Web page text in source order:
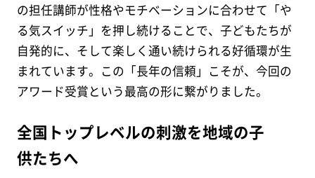
の担任講師が性格やモチベーションに合わせて「や
る気スイッチ」を押し続けることで、子どもたちが
自発的に、そして楽しく通い続けられる好循環が生
まれています。この「長年の信頼」こそが、今回の
アワード受賞という最高の形に繋がりました。
全国トップレベルの刺激を地域の子
供たちへ